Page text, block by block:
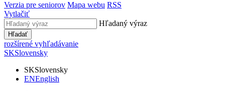
Verzia pre seniorov Mapa webu RSS
Vytlačiť
Hľadaný výraz
Hľadať
rozšírené vyhľadávanie
SKSlovensky
SKSlovensky
ENEnglish